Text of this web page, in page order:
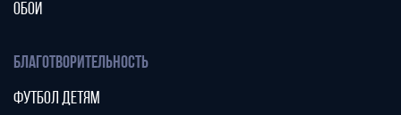
ОБОИ
БЛАГОТВОРИТЕЛЬНОСТЬ
ФУТБОЛ ДЕТЯМ